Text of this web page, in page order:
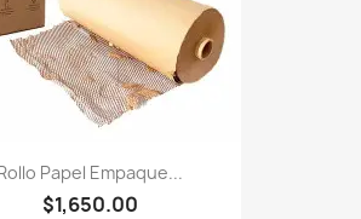
Papel Empaque...
$1,650.00